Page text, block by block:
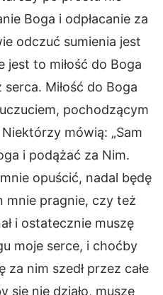
Boga i odpłacanie za
odczuć sumienia jest
jest to miłość do Boga
Miłość do Boga
pochodzącym
Niektórzy mówią: „Sam
i podążać za Nim.
opuścić, nadal będę
mnie pragnie, czy też
i ostatecznie muszę
moje serce, i choćby
za nim szedł przez całe
się nie działo, muszę